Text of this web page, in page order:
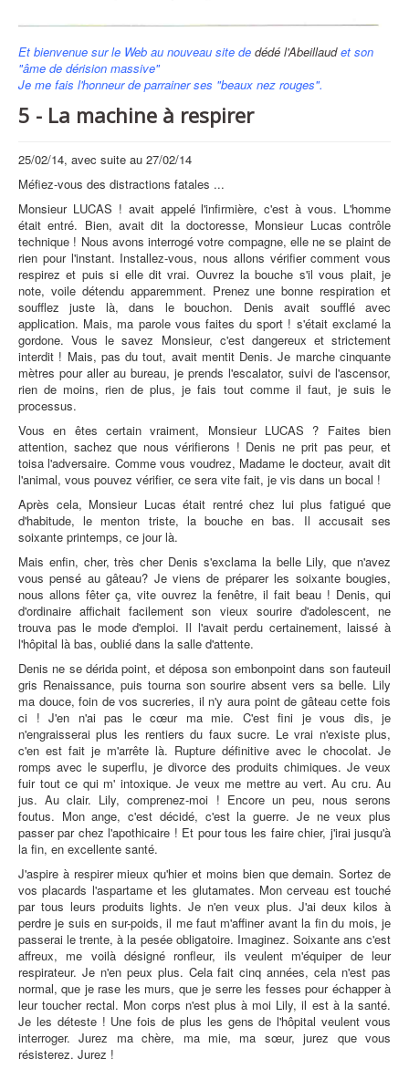
Et bienvenue sur le Web au nouveau site de dédé l'Abeillaudet son
"âme de dérision massive"
Je me fais l'honneur de parrainer ses "beaux nez rouges".
5 - La machine à respirer
25/02/14, avec suite au 27/02/14
Méfiez-vous des distractions fatales ...
Monsieur LUCAS ! avait appelé l'infirmière, c'est à vous. L'homme
était entré. Bien, avait dit la doctoresse, Monsieur Lucas contrôle
technique ! Nous avons interrogé votre compagne, elle ne se plaint de
rien pour l'instant. Installez-vous, nous allons vérifier comment vous
respirez et puis si elle dit vrai. Ouvrez la bouche s'il vous plait, je
note, voile détendu apparemment. Prenez une bonne respiration et
soufflez juste là, dans le bouchon. Denis avait soufflé avec
application. Mais, ma parole vous faites du sport ! s'était exclamé la
gordone. Vous le savez Monsieur, c'est dangereux et strictement
interdit ! Mais, pas du tout, avait mentit Denis. Je marche cinquante
mètres pour aller au bureau, je prends l'escalator, suivi de l'ascensor,
rien de moins, rien de plus, je fais tout comme il faut, je suis le
processus.
Vous en êtes certain vraiment, Monsieur LUCAS ? Faites bien
attention, sachez que nous vérifierons ! Denis ne prit pas peur, et
toisa l'adversaire. Comme vous voudrez, Madame le docteur, avait dit
l'animal, vous pouvez vérifier, ce sera vite fait, je vis dans un bocal !
Après cela, Monsieur Lucas était rentré chez lui plus fatigué que
d'habitude, le menton triste, la bouche en bas. Il accusait ses
soixante printemps, ce jour là.
Mais enfin, cher, très cher Denis s'exclama la belle Lily, que n'avez
vous pensé au gâteau? Je viens de préparer les soixante bougies,
nous allons fêter ça, vite ouvrez la fenêtre, il fait beau ! Denis, qui
d'ordinaire affichait facilement son vieux sourire d'adolescent, ne
trouva pas le mode d'emploi. Il l'avait perdu certainement, laissé à
l'hôpital là bas, oublié dans la salle d'attente.
Denis ne se dérida point, et déposa son embonpoint dans son fauteuil
gris Renaissance, puis tourna son sourire absent vers sa belle. Lily
ma douce, foin de vos sucreries, il n'y aura point de gâteau cette fois
ci ! J'en n'ai pas le cœur ma mie. C'est fini je vous dis, je
n'engraisserai plus les rentiers du faux sucre. Le vrai n'existe plus,
c'en est fait je m'arrête là. Rupture définitive avec le chocolat. Je
romps avec le superflu, je divorce des produits chimiques. Je veux
fuir tout ce qui m' intoxique. Je veux me mettre au vert. Au cru. Au
jus. Au clair. Lily, comprenez-moi ! Encore un peu, nous serons
foutus. Mon ange, c'est décidé, c'est la guerre. Je ne veux plus
passer par chez l'apothicaire ! Et pour tous les faire chier, j'irai jusqu'à
la fin, en excellente santé.
J'aspire à respirer mieux qu'hier et moins bien que demain. Sortez de
vos placards l'aspartame et les glutamates. Mon cerveau est touché
par tous leurs produits lights. Je n'en veux plus. J'ai deux kilos à
perdre je suis en sur-poids, il me faut m'affiner avant la fin du mois, je
passerai le trente, à la pesée obligatoire. Imaginez. Soixante ans c'est
affreux, me voilà désigné ronfleur, ils veulent m'équiper de leur
respirateur. Je n'en peux plus. Cela fait cinq années, cela n'est pas
normal, que je rase les murs, que je serre les fesses pour échapper à
leur toucher rectal. Mon corps n'est plus à moi Lily, il est à la santé.
Je les déteste ! Une fois de plus les gens de l'hôpital veulent vous
interroger. Jurez ma chère, ma mie, ma sœur, jurez que vous
résisterez. Jurez !